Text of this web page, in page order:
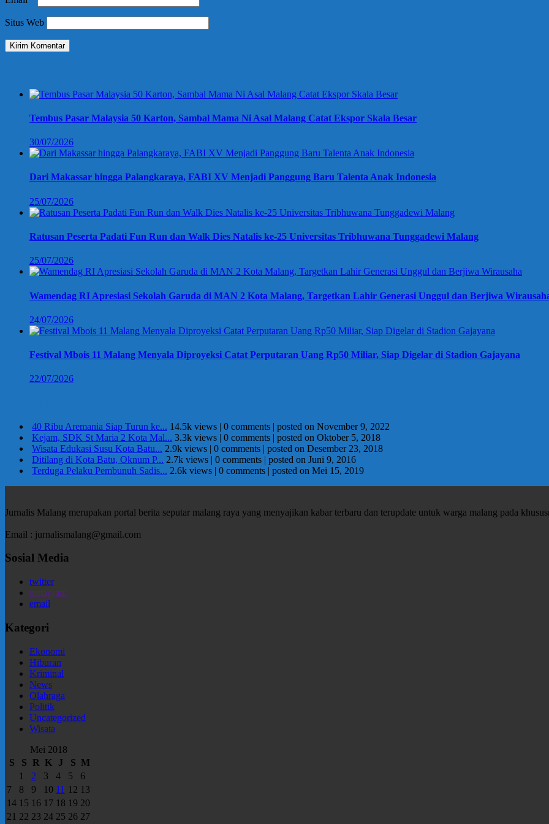
Situs Web
Tembus Pasar Malaysia 50 Karton, Sambal Mama Ni Asal Malang Catat Ekspor Skala Besar
30/07/2026
Dari Makassar hingga Palangkaraya, FABI XV Menjadi Panggung Baru Talenta Anak Indonesia
25/07/2026
Ratusan Peserta Padati Fun Run dan Walk Dies Natalis ke-25 Universitas Tribhuwana Tunggadewi Malang
25/07/2026
Wamendag RI Apresiasi Sekolah Garuda di MAN 2 Kota Malang, Targetkan Lahir Generasi Unggul dan Berjiwa
24/07/2026
Festival Mbois 11 Malang Menyala Diproyeksi Catat Perputaran Uang Rp50 Miliar, Siap Digelar di Stadion Gajayana
22/07/2026
40 Ribu Aremania Siap Turun ke... 14.5k views | 0 comments | posted on November 9, 2022
Kejam, SDK St Maria 2 Kota Mal... 3.3k views | 0 comments | posted on Oktober 5, 2018
Wisata Edukasi Susu Kota Batu... 2.9k views | 0 comments | posted on Desember 23, 2018
Ditilang di Kota Batu, Oknum P... 2.7k views | 0 comments | posted on Juni 9, 2016
Terduga Pelaku Pembunuh Sadis... 2.6k views | 0 comments | posted on Mei 15, 2019
Jurnalis Malang merupakan portal berita seputar malang raya yang menyajikan kabar terbaru dan terupdate untuk warga malang pada
Email : jurnalismalang@gmail.com
Sosial Media
twitter
instagram
email
Kategori
Ekonomi
Hiburan
Kriminal
News
Olahraga
Politik
Uncategorized
Wisata
Mei 2018
S
S R K J S M
1
2 3 4 5
6
7
8 9 10 11 12 13
14 15 16 17 18 19 20
21 22 23 24 25 26 27